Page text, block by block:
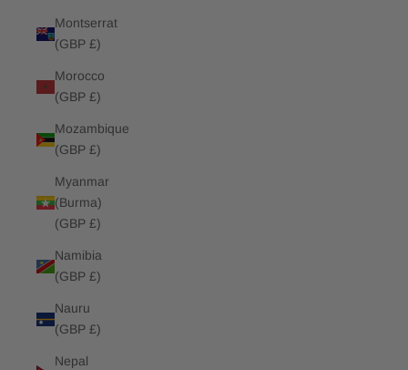
Montserrat
(GBP £)
Morocco
(GBP £)
Mozambique
(GBP £)
Myanmar
(Burma)
(GBP £)
Namibia
(GBP £)
Nauru
(GBP £)
Nepal